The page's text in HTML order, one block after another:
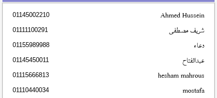
Ahmed Hussein
01145002210
شريف مصطفى 01111100291
دعاء 01155989988
عبدالفتاح 01145450011
hesham mahrous
01115666813
mostafa
01110440034